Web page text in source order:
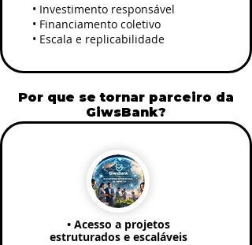
• Investimento responsável
• Financiamento coletivo
• Escala e replicabilidade
Por que se tornar parceiro da
GiwsBank?
• Acesso a projetos
estruturados e escaláveis